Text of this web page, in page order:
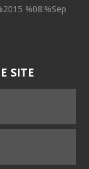
%08:%Sep
SITE